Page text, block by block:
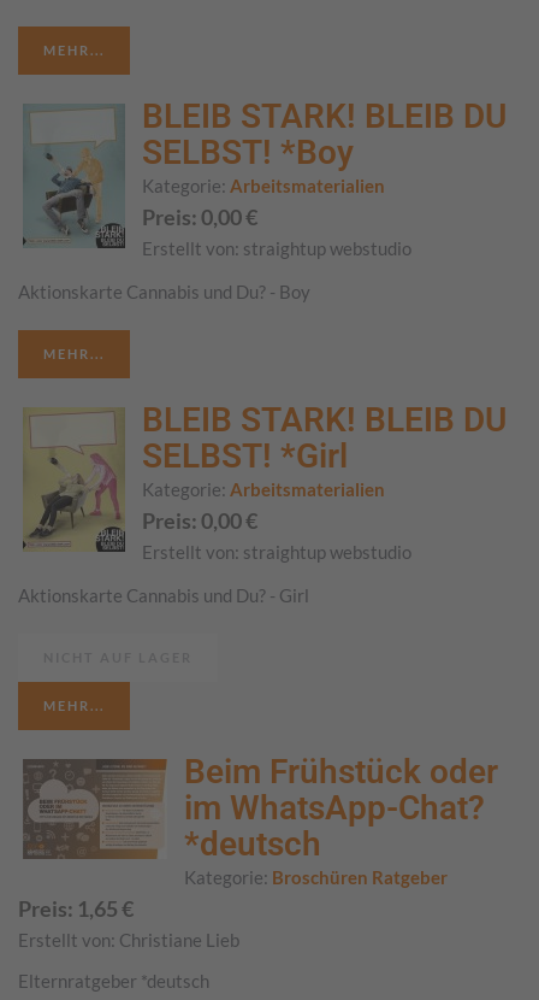
MEHR...
BLEIB STARK! BLEIB DU
SELBST! *Boy
Kategorie: Arbeitsmaterialien
Preis: 0,00€
Erstellt von: straightup webstudio
Aktionskarte Cannabis und Du? - Boy
MEHR...
BLEIB STARK! BLEIB DU
SELBST! *Girl
Kategorie: Arbeitsmaterialien
Preis: 0,00€
Erstellt von: straightup webstudio
Aktionskarte Cannabis und Du? - Girl
MEHR...
Beim Frühstück oder
im WhatsApp-Chat?
*deutsch
Kategorie: Broschüren Ratgeber
Preis: 1,65€
Erstellt von: Christiane Lieb
Elternratgeber *deutsch